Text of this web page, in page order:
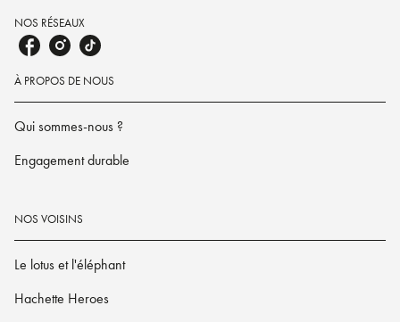
NOS RÉSEAUX
À PROPOS DE NOUS
Qui sommes-nous ?
Engagement durable
NOS VOISINS
Le lotus et l'éléphant
Hachette Heroes